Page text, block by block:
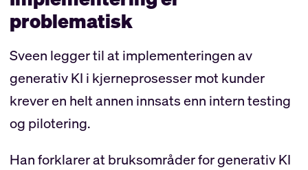
problematisk
Sveen legger til at implementeringen av
generativ KI i kjerneprosesser mot kunder
krever en helt annen innsats enn intern testing
og pilotering.
Han forklarer at bruksområder for generativ KI